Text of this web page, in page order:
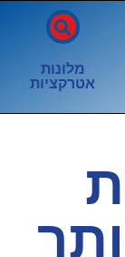
מלונות
אטרקציות